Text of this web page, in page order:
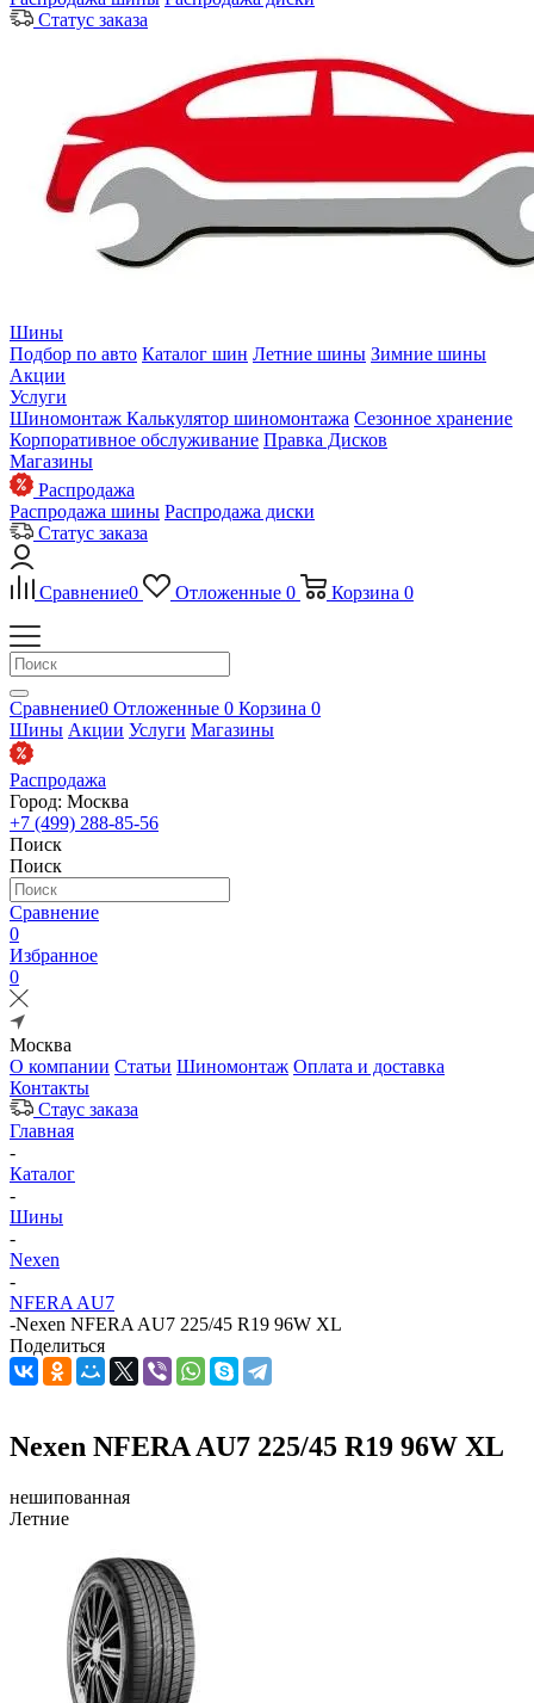
Статус заказа
Шины
Подбор по авто Каталог шин Летние шины Зимние шины
Акции
Услуги
Шиномонтаж Калькулятор шиномонтажа Сезонное хранение
Корпоративное обслуживание Правка Дисков
Магазины
Распродажа
Распродажа шины Распродажа диски
Статус заказа
Сравнение0 Отложенные 0 Корзина 0
Сравнение0 Отложенные 0 Корзина 0
Шины Акции Услуги Магазины
Распродажа
Город: Москва
+7 (499) 288-85-56
Поиск
Поиск
Сравнение
0
Избранное
0
Москва
О компании Статьи Шиномонтаж Оплата и доставка
Контакты
Стаус заказа
Главная
-
Каталог
-
Шины
-
Nexen
-
NFERA AU7
-Nexen NFERA AU7 225/45 R19 96W XL
Поделиться
Nexen NFERA AU7 225/45 R19 96W XL
нешипованная
Летние